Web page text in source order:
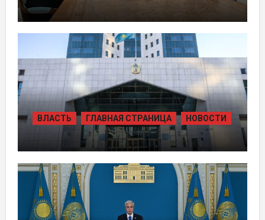
ПРЕЗИДЕНТ ПРИНЯЛ ПРЕДСЕДАТЕЛЯ
ПРАВЛЕНИЯ ХОЛДИНГА «БАЙТЕРЕК»
ВЛАСТЬ ГЛАВНАЯ СТРАНИЦА НОВОСТИ
ЖАМБЫЛЬСКОЙ ОБЛАСТИ БОЛЕЕ 80
ТЫСЯЧ ЖИТЕЛЕЙ ОБЕСПЕЧИЛИ
ГАЗОМ ЗА СЧЁТ ВОЗВРАЩЁННЫХ
АКТИВОВ